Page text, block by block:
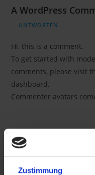
Zustimmung
A WordPress
ANTWORTEN
Hi, this is a comment.
To get started with
comments, please visit
dashboard.
Commenter avatars
Schreibe einen